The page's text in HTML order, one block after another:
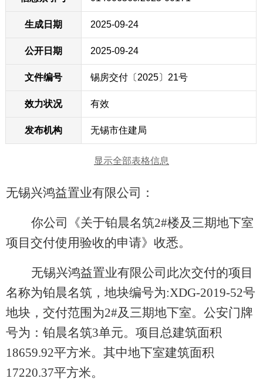
生成日期 2025-09-24
公开日期 2025-09-24
文件编号 锡房交付〔2025〕21号
效力状况 有效
发布机构 无锡市住建局
显示全部表格信息
无锡兴鸿益置业有限公司：
你公司《关于铂晨名筑2#楼及三期地下室
项目交付使用验收的申请》收悉。
无锡兴鸿益置业有限公司此次交付的项目
名称为铂晨名筑，地块编号为:XDG-2019-52号
地块，交付范围为2#及三期地下室。公安门牌
号为：铂晨名筑3单元。项目总建筑面积
18659.92平方米。其中地下室建筑面积
17220.37平方米。